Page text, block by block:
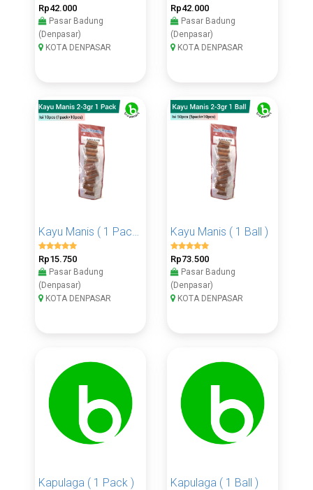
Rp42.000
Pasar Badung
(Denpasar)
KOTA DENPASAR
Rp42.000
Pasar Badung
(Denpasar)
KOTA DENPASAR
Kayu Manis ( 1 Pack )
Rp15.750
Pasar Badung
(Denpasar)
KOTA DENPASAR
Kayu Manis ( 1 Ball )
Rp73.500
Pasar Badung
(Denpasar)
KOTA DENPASAR
Kapulaga ( 1 Pack ) Kapulaga ( 1 Ball )